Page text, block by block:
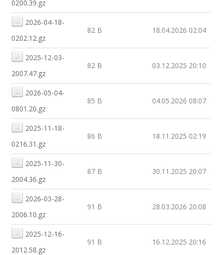
0200.39.gz
2026-04-18-
0202.12.gz
82 B 18.04.2026 02:04
2025-12-03-
2007.47.gz
82 B 03.12.2025 20:10
2026-05-04-
0801.20.gz
85 B 04.05.2026 08:07
2025-11-18-
0216.31.gz
86 B 18.11.2025 02:19
2025-11-30-
2004.36.gz
87 B 30.11.2025 20:07
2026-03-28-
2006.10.gz
91 B 28.03.2026 20:08
2025-12-16-
2012.58.gz
91 B 16.12.2025 20:16